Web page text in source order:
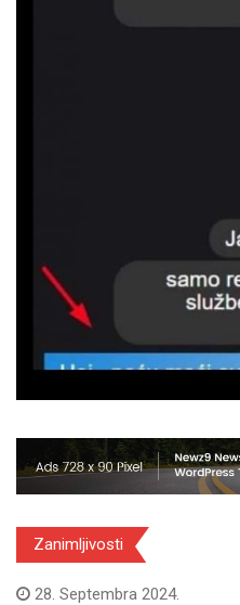
Zanimljivosti
28. Septembra 2024.